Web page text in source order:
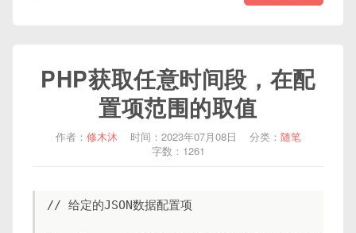
PHP获取任意时间段，在配
置项范围的取值
作者： 修木沐 时间：2023年07月08日 分类： 随笔
字数：1261
// 给定的JSON数据配置项